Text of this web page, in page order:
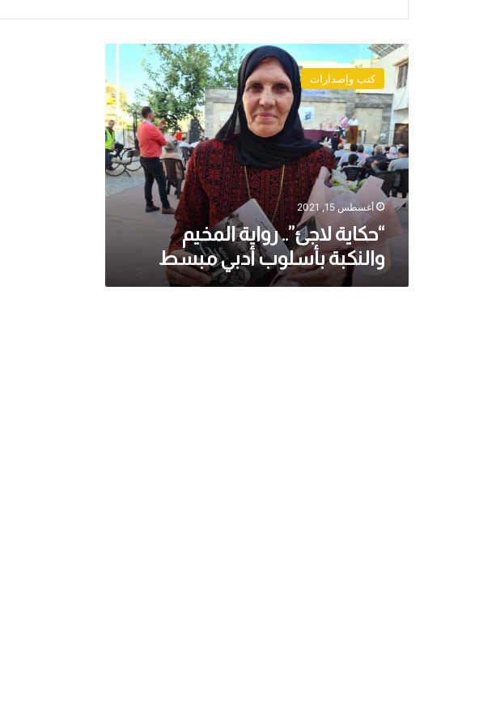
“حكاية
لاجئ”..
رواية
المخيم
والنكبة
بأسلوب
أدبي
مبسط
كتب وإصدارات
أغسطس 15, 2021
“حكاية لاجئ”.. رواية المخيم
والنكبة بأسلوب أدبي مبسط